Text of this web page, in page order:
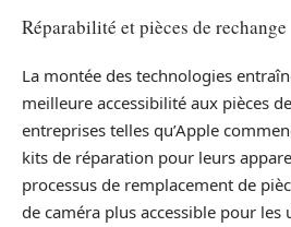
Réparabilité et pièces de rechange
La montée des technologies
meilleure accessibilité aux pièces
entreprises telles qu’Apple
kits de réparation pour leurs
processus de remplacement de
de caméra plus accessible pour les